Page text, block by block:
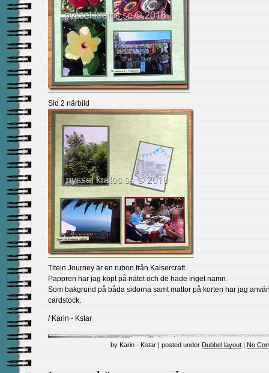
Sid 2 närbild
Titeln Journey är en rubon från Kaisercraft.
Pappren har jag köpt på nätet och de hade inget namn.
Som bakgrund på båda sidorna samt mattor på korten har jag
cardstock.
/ Karin - Kstar
by Karin - Kstar | posted under Dubbel layout | No